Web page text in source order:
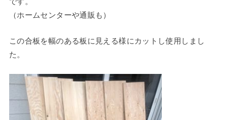
（ホームセンターや通販も）
この合板を幅のある板に見える様にカットし使用しまし
た。